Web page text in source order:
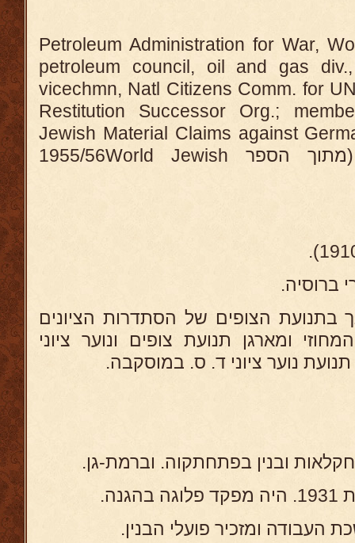
Petroleum Administration for War,
petroleum council, oil and gas
vicechmn, Natl Citizens Comm. for
Restitution Successor Org.;
Jewish Material Claims against
Suburban, Baltimore. (מתוך הספר 1955/56World Jewish
ברוסיה.
בתנועת הצופים של הסתדרות הציונים
ומארגן תנועת צופים ונוער ציוני
נוער ציוני ד. ס. במוסקבה.
ובנין בפתחתקוה. וברמת-גן.